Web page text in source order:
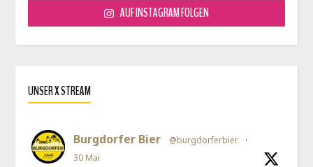
AUF INSTAGRAM FOLGEN
UNSER X STREAM
Burgdorfer Bier @burgdorferbier
·
30 Mai